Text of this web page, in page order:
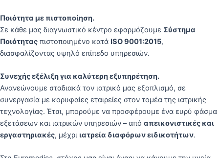
Ποιότητα με πιστοποίηση.
Σε κάθε μας διαγνωστικό κέντρο εφαρμόζουμε Σύστημα
Ποιότητας πιστοποιημένο κατά ISO 9001:2015,
διασφαλίζοντας υψηλό επίπεδο υπηρεσιών.
Συνεχής εξέλιξη για καλύτερη εξυπηρέτηση.
Ανανεώνουμε σταδιακά τον ιατρικό μας εξοπλισμό, σε
συνεργασία με κορυφαίες εταιρείες στον τομέα της ιατρικής
τεχνολογίας. Έτσι, μπορούμε να προσφέρουμε ένα ευρύ φάσμα
εξετάσεων και ιατρικών υπηρεσιών – από απεικονιστικές και
εργαστηριακές, μέχρι ιατρεία διαφόρων ειδικοτήτων.